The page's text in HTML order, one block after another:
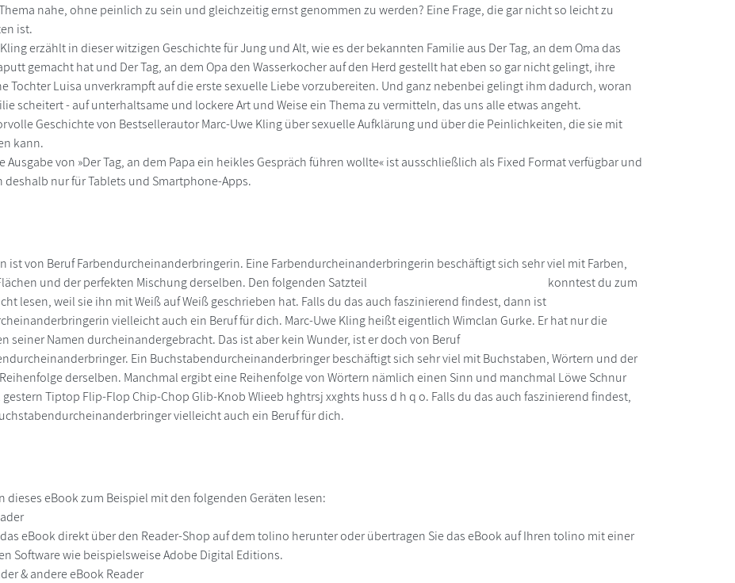
nahe, ohne peinlich zu sein und gleichzeitig ernst genommen zu werden? Eine Frage, die gar nicht so leicht zu
ist.
erzählt in dieser witzigen Geschichte für Jung und Alt, wie es der bekannten Familie aus Der Tag, an dem Oma das
gemacht hat und Der Tag, an dem Opa den Wasserkocher auf den Herd gestellt hat eben so gar nicht gelingt, ihre
Tochter Luisa unverkrampft auf die erste sexuelle Liebe vorzubereiten. Und ganz nebenbei gelingt ihm dadurch, woran
scheitert - auf unterhaltsame und lockere Art und Weise ein Thema zu vermitteln, das uns alle etwas angeht.
Geschichte von Bestsellerautor Marc-Uwe Kling über sexuelle Aufklärung und über die Peinlichkeiten, die sie mit
kann.
Ausgabe von »Der Tag, an dem Papa ein heikles Gespräch führen wollte« ist ausschließlich als Fixed Format verfügbar und
deshalb nur für Tablets und Smartphone-Apps.
ist von Beruf Farbendurcheinanderbringerin. Eine Farbendurcheinanderbringerin beschäftigt sich sehr viel mit Farben,
Flächen und der perfekten Mischung derselben. Den folgenden Satzteil konntest du zum
lesen, weil sie ihn mit Weiß auf Weiß geschrieben hat. Falls du das auch faszinierend findest, dann ist
vielleicht auch ein Beruf für dich. Marc-Uwe Kling heißt eigentlich Wimclan Gurke. Er hat nur die
seiner Namen durcheinandergebracht. Das ist aber kein Wunder, ist er doch von Beruf
Ein Buchstabendurcheinanderbringer beschäftigt sich sehr viel mit Buchstaben, Wörtern und der
derselben. Manchmal ergibt eine Reihenfolge von Wörtern nämlich einen Sinn und manchmal Löwe Schnur
Tiptop Flip-Flop Chip-Chop Glib-Knob Wlieeb hghtrsj xxghts huss d h q o. Falls du das auch faszinierend findest,
vielleicht auch ein Beruf für dich.
dieses eBook zum Beispiel mit den folgenden Geräten lesen:
eBook direkt über den Reader-Shop auf dem tolino herunter oder übertragen Sie das eBook auf Ihren tolino mit einer
Software wie beispielsweise Adobe Digital Editions.
& andere eBook Reader